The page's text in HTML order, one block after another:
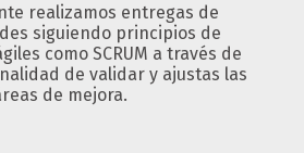
realizamos entregas de
siguiendo principios de
como SCRUM a través de
de validar y ajustas las
de mejora.